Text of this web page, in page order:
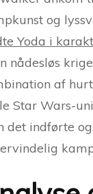
og
Yoda i
nådesløs
af
Star Wars-
det indførte